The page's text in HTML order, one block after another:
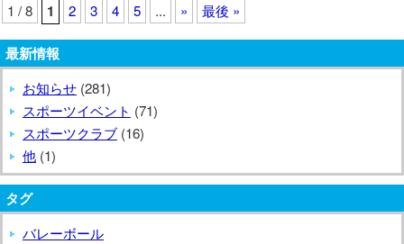
1 / 8 1 2 3 4 5 ... » 最後 »
最新情報
お知らせ (281)
スポーツイベント (71)
スポーツクラブ (16)
他 (1)
タグ
バレーボール